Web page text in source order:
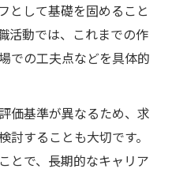
として基礎を固めること
活動では、これまでの作
での工夫点などを具体的
価基準が異なるため、求
することも大切です。
とで、長期的なキャリア